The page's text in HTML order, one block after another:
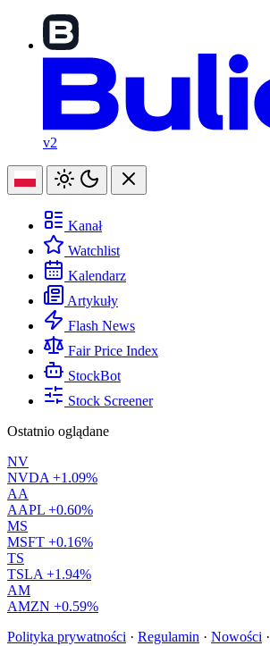
v2
Kanał
Watchlist
Kalendarz
Artykuły
Flash News
Fair Price Index
StockBot
Stock Screener
Ostatnio oglądane
NV
NVDA +1.09%
AA
AAPL +0.60%
MS
MSFT +0.16%
TS
TSLA +1.94%
AM
AMZN +0.59%
Polityka prywatności · Regulamin · Nowości ·